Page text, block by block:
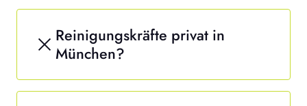
Reinigungskräfte privat in
München?